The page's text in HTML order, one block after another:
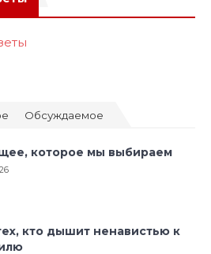
Обсуждаемое
которое мы выбираем
кто дышит ненавистью к